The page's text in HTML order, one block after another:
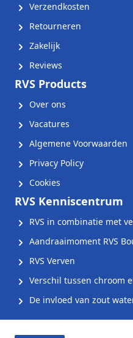
Verzendkosten
Retourneren
Zakelijk
Reviews
RVS Products
Over ons
Vacatures
Algemene Voorwaarden
Privacy Policy
Cookies
RVS Kenniscentrum
RVS in combinatie met
Aandraaimoment RVS
RVS Verven
Verschil tussen chroom
De invloed van zout